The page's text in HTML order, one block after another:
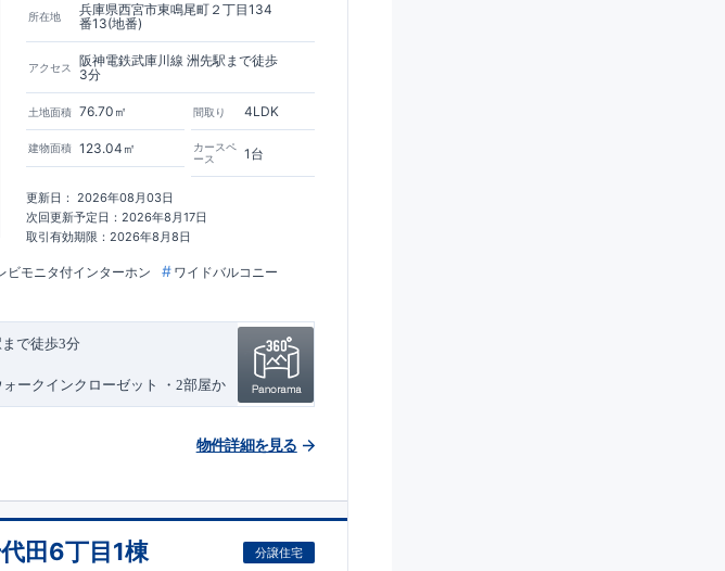
所在地
兵庫県西宮市東鳴尾町２丁目134
番13(地番)
アクセス
阪神電鉄武庫川線 洲先駅まで徒歩
3分
土地面積 76.70㎡
建物面積 123.04㎡
間取り 4LDK
カースペ
ース
1台
更新日： 2026年08月03日
次回更新予定日：2026年8月17日
取引有効期限：2026年8月8日
ビモニタ付インターホン
ワイドバルコニー
で徒歩3分
ォークインクローゼット
・2部屋か
えたオープンサニタリーirodori
・数百年に一度の地震に耐える
物件詳細を見る
田6丁目1棟 分譲住宅